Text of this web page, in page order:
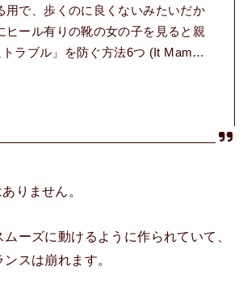
で、歩くのに良くないみたいだか
ール有りの靴の女の子を見ると親
ラブル」を防ぐ方法6つ (It Mam…
りません。
ーズに動けるように作られていて、
スは崩れます。